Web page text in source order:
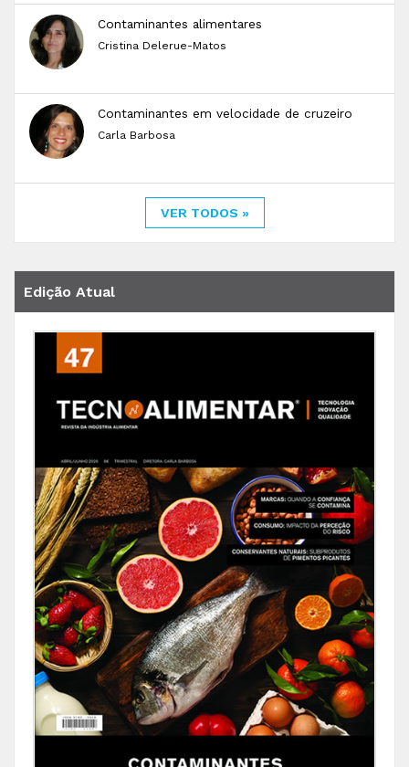
Contaminantes alimentares
Cristina Delerue-Matos
Contaminantes em velocidade de cruzeiro
Carla Barbosa
VER TODOS »
Edição Atual